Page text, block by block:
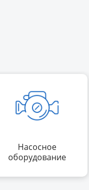
Насосное
оборудование